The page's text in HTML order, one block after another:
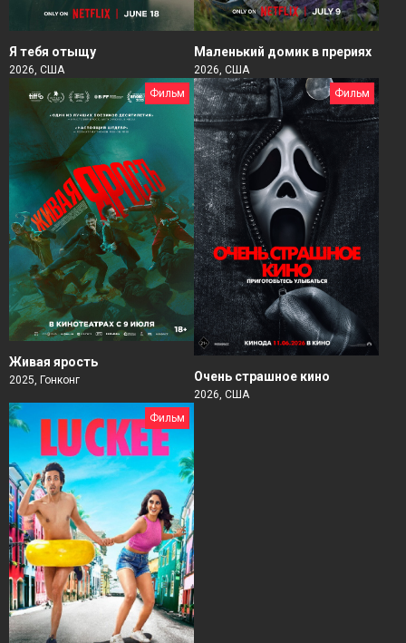
Я тебя отыщу
2026, США
Маленький домик в прериях
2026, США
Фильм
Живая ярость
2025, Гонконг
Фильм
Очень страшное кино
2026, США
Фильм